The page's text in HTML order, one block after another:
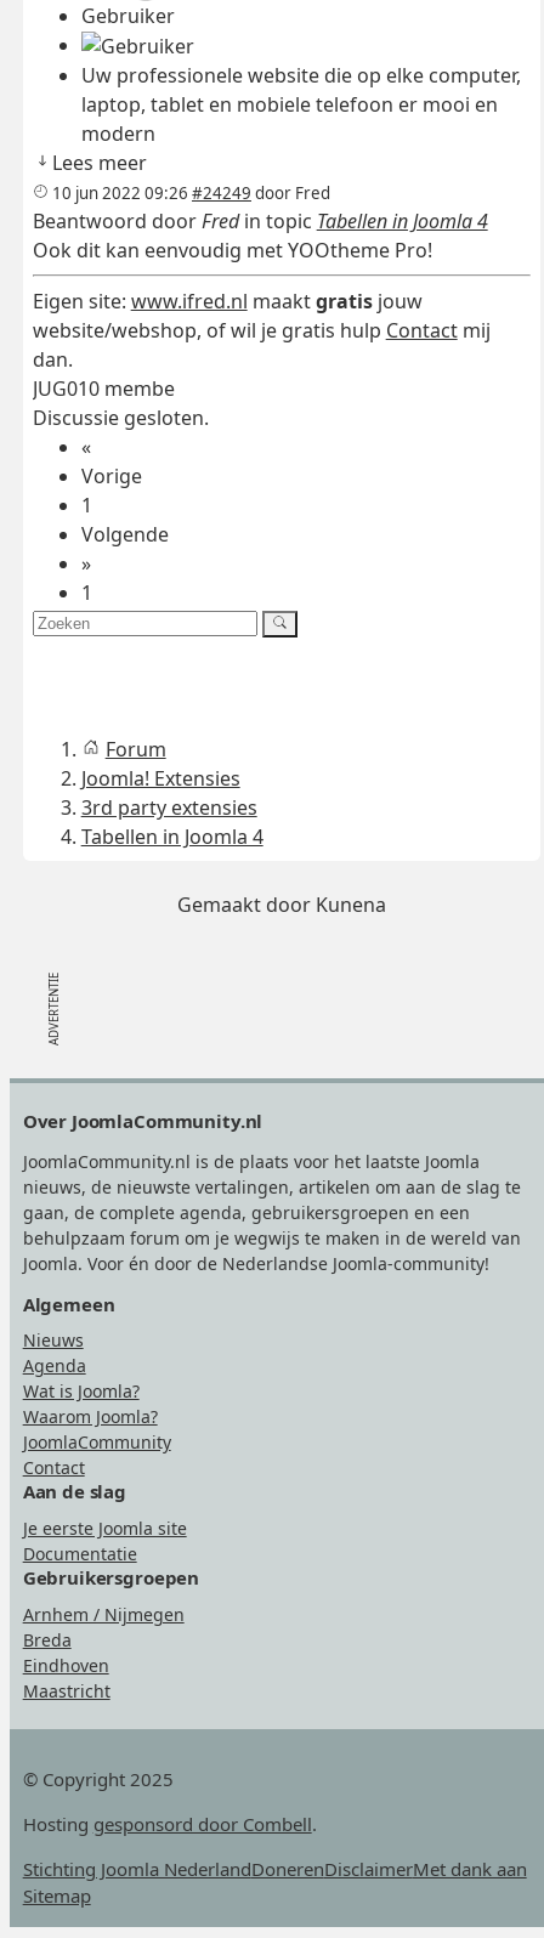
Gebruiker
Uw professionele website die op elke computer,
laptop, tablet en mobiele telefoon er mooi en
modern
Lees meer
10 jun 2022 09:26 #24249 door Fred
Beantwoord doorFredin topic Tabellen in Joomla 4
Ook dit kan eenvoudig met YOOtheme Pro!
Eigen site: www.ifred.nl maaktgratisjouw
website/webshop, of wil je gratis hulp Contactmij
dan.
JUG010 membe
Discussie gesloten.
«
Vorige
1
Volgende
»
1
Forum
Joomla! Extensies
3rd party extensies
Tabellen in Joomla 4
Gemaakt door Kunena
Over JoomlaCommunity.nl
JoomlaCommunity.nl is de plaats voor het laatste Joomla
nieuws, de nieuwste vertalingen, artikelen om aan de slag te
gaan, de complete agenda, gebruikersgroepen en een
behulpzaam forum om je wegwijs te maken in de wereld van
Joomla. Voor én door de Nederlandse Joomla-community!
Algemeen
Nieuws
Agenda
Wat is Joomla?
Waarom Joomla?
JoomlaCommunity
Contact
Aan de slag
Je eerste Joomla site
Documentatie
Gebruikersgroepen
Arnhem / Nijmegen
Breda
Eindhoven
Maastricht
© Copyright 2025
Hosting gesponsord door Combell.
Stichting Joomla NederlandDonerenDisclaimerMet dank aan
Sitemap